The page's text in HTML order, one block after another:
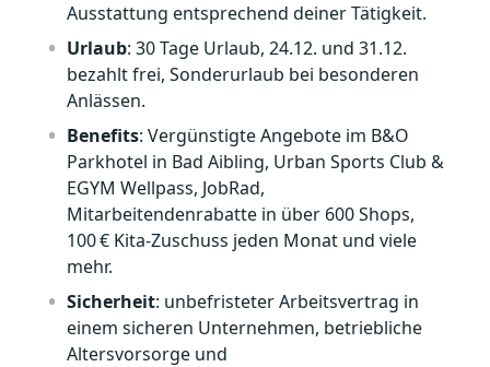
Ausstattung entsprechend deiner Tätigkeit.
Urlaub: 30 Tage Urlaub, 24.12. und 31.12.
bezahlt frei, Sonderurlaub bei besonderen
Anlässen.
Benefits: Vergünstigte Angebote im B&O
Parkhotel in Bad Aibling, Urban Sports Club &
EGYM Wellpass, JobRad,
Mitarbeitendenrabatte in über 600 Shops,
100 € Kita‑Zuschuss jeden Monat und viele
mehr.
Sicherheit: unbefristeter Arbeitsvertrag in
einem sicheren Unternehmen, betriebliche
Altersvorsorge und